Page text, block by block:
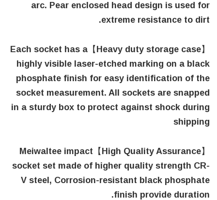
arc. Pear enclosed head design is used for
extreme resistance to dirt.
【Heavy duty storage case】Each socket has a
highly visible laser-etched marking on a black
phosphate finish for easy identification of the
socket measurement. All sockets are snapped
in a sturdy box to protect against shock during
shipping
【High Quality Assurance】Meiwaltee impact
socket set made of higher quality strength CR-
V steel, Corrosion-resistant black phosphate
finish provide duration.